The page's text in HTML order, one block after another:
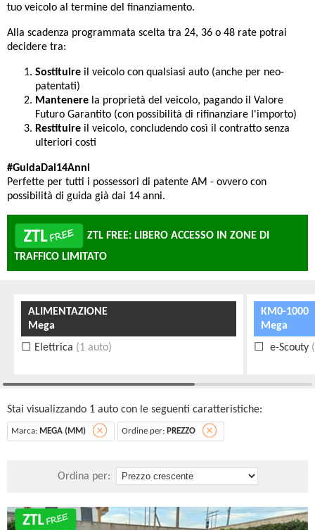
tuo veicolo al termine del finanziamento.
Alla scadenza programmata scelta tra 24, 36 o 48 rate potrai
decidere tra:
Sostituire il veicolo con qualsiasi auto (anche per neo-
patentati)
Mantenere la proprietà del veicolo, pagando il Valore
Futuro Garantito (con possibilità di rifinanziare l'importo)
Restituire il veicolo, concludendo così il contratto senza
ulteriori costi
#GuidaDai14Anni
Perfette per tutti i possessori di patente AM - ovvero con
possibilità di guida già dai 14 anni.
ZTL FREE: LIBERO ACCESSO IN ZONE DI
TRAFFICO LIMITATO
ALIMENTAZIONE
Mega
Elettrica (1 auto)
KM0-1000
Mega
e-Scouty
Stai visualizzando 1 auto con le seguenti caratteristiche:
Marca: MEGA (MM) Ordine per: PREZZO
Ordina per: